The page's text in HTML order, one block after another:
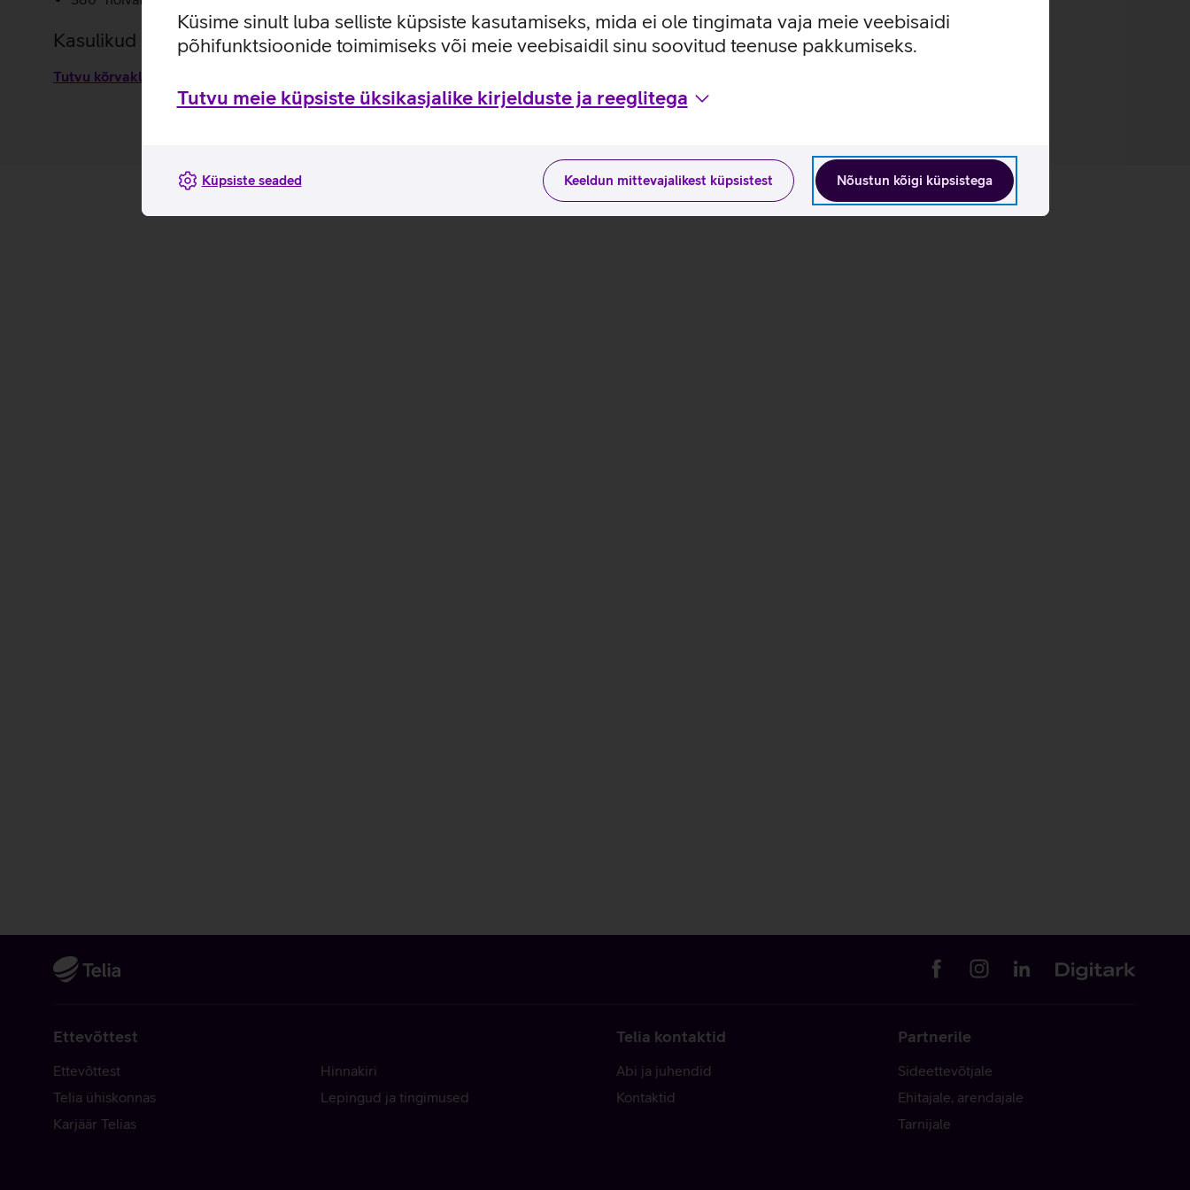
Küsime sinult luba selliste küpsiste kasutamiseks, mida ei ole tingimata vaja meie veebisaidi
põhifunktsioonide toimimiseks või meie veebisaidil sinu soovitud teenuse pakkumiseks.
Tutvu meie küpsiste üksikasjalike kirjelduste ja reeglitega
Nõustun kõigi küpsistega
Keeldun mittevajalikest küpsistest
Küpsiste seaded
Kasulikud lingid
Tutvu kõrvaklappide Lenovo 6550 omaduste ja kasutusviisidega tootja kodulehel
Ettevõttest
Ettevõttest
Telia ühiskonnas
Karjäär Telias
Hinnakiri
Lepingud ja tingimused
Telia kontaktid
Abi ja juhendid
Kontaktid
Partnerile
Sideettevõtjale
Ehitajale, arendajale
Tarnijale